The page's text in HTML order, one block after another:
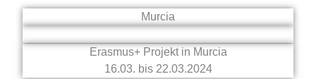
Murcia
Erasmus+ Projekt in Murcia
16.03. bis 22.03.2024